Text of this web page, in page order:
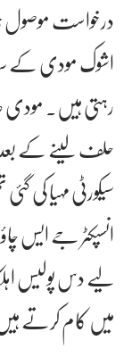
درخواست
اشوک مودی کے
رہتی ہیں۔
حلف لینے کے
سیکورٹی مہیا کی
انسپکٹر جے ایس
لیے دس پولیس
میں کام کرتے